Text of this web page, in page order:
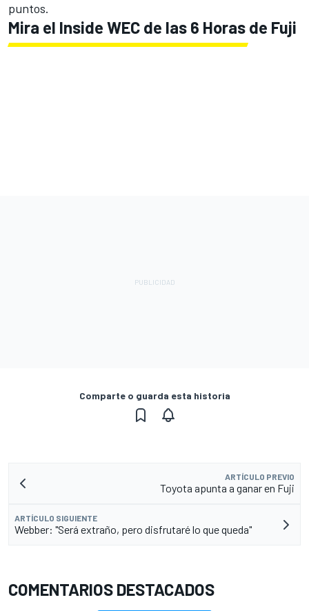
puntos.
Mira el Inside WEC de las 6 Horas de Fuji
Comparte o guarda esta historia
ARTÍCULO PREVIO
Toyota apunta a ganar en Fuji
ARTÍCULO SIGUIENTE
Webber: "Será extraño, pero disfrutaré lo que queda"
COMENTARIOS DESTACADOS